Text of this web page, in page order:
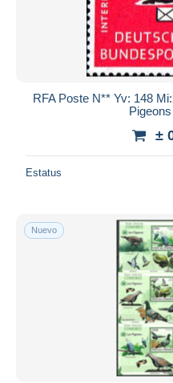
RFA Poste N** Yv: 148
±
Estatus
Nuevo